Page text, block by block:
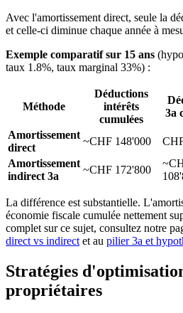
Avec l'amortissement direct, seule la
et celle-ci diminue chaque année à
Exemple comparatif sur 15 ans
taux 1.8%, taux marginal 33%) :
Méthode
Déductions
intérêts
cumulées
3a
Amortissement
direct
~CHF 148'000
Amortissement
indirect 3a
~CHF 172'800
La différence est substantielle.
économie fiscale cumulée nettement
complet sur ce sujet, consultez notre
direct vs indirect et au pilier 3a et
Stratégies
propriétaires